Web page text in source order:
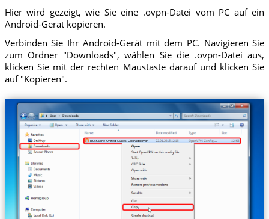
Hier wird gezeigt, wie Sie eine .ovpn-Datei vom PC auf ein
Android-Gerät kopieren.
Verbinden Sie Ihr Android-Gerät mit dem PC. Navigieren Sie
zum Ordner "Downloads", wählen Sie die .ovpn-Datei aus,
klicken Sie mit der rechten Maustaste darauf und klicken Sie
auf "Kopieren".
Trust.Zone-United-States-Colorado.ovpn